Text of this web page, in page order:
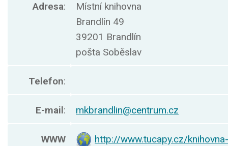
Adresa:
Místní knihovna
Brandlín 49
39201 Brandlín
pošta Soběslav
Telefon:
E-mail: mkbrandlin@centrum.cz
WWW
http://www.tucapy.cz/knihovna-